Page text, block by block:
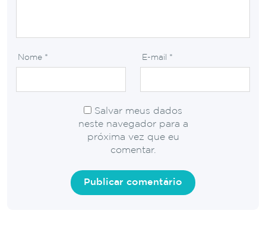
Nome * E-mail *
Salvar meus dados
neste navegador para a
próxima vez que eu
comentar.